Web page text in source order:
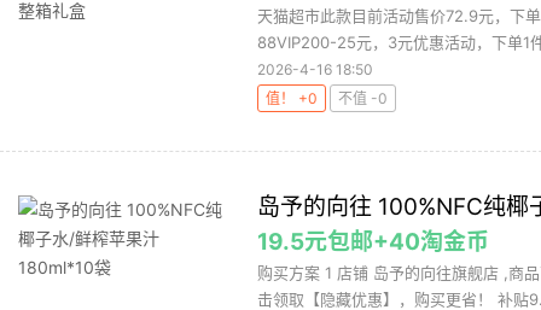
天猫超市此款目前活动售价72.9元，下
88VIP200-25元，3元优惠活动，下单1
2026-4-16 18:50
值！ +0
不值 -0
岛予的向往 100%NFC纯
19.5元包邮+40淘金币
购买方案 1 店铺 岛予的向往旗舰店 ,商
击领取【隐藏优惠】，购买更省！ 补贴